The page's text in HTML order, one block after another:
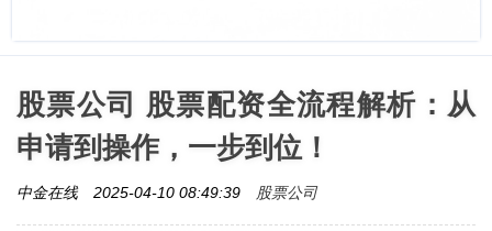
股票公司 股票配资全流程解析：从
申请到操作，一步到位！
中金在线 2025-04-10 08:49:39 股票公司